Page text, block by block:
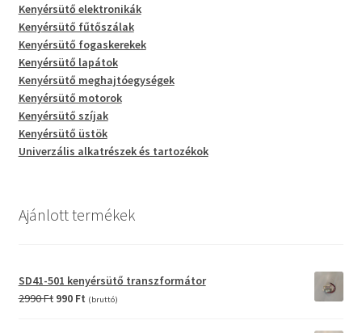
Kenyérsütő elektronikák
Kenyérsütő fűtőszálak
Kenyérsütő fogaskerekek
Kenyérsütő lapátok
Kenyérsütő meghajtóegységek
Kenyérsütő motorok
Kenyérsütő szíjak
Kenyérsütő üstök
Univerzális alkatrészek és tartozékok
Ajánlott termékek
SD41-501 kenyérsütő transzformátor
2990Ft Original
990 FtCurrent
(bruttó)